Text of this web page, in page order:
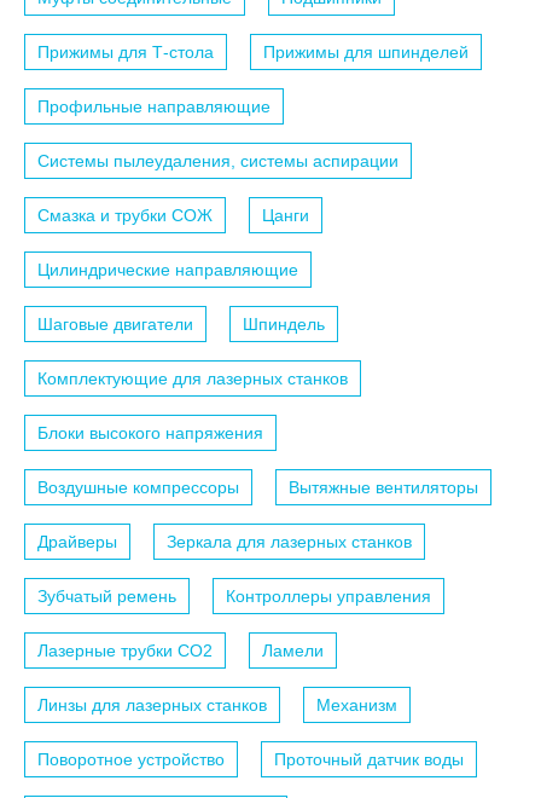
Прижимы для Т-стола Прижимы для шпинделей
Профильные направляющие
Системы пылеудаления, системы аспирации
Смазка и трубки СОЖ Цанги
Цилиндрические направляющие
Шаговые двигатели Шпиндель
Комплектующие для лазерных станков
Блоки высокого напряжения
Воздушные компрессоры Вытяжные вентиляторы
Драйверы Зеркала для лазерных станков
Зубчатый ремень Контроллеры управления
Лазерные трубки СО2 Ламели
Линзы для лазерных станков Механизм
Поворотное устройство Проточный датчик воды